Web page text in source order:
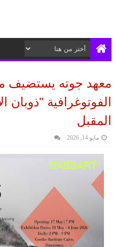
معهد جوته يستضيف
الفوتوغرافية "ذوبان
المقبل
مايو 14, 2026